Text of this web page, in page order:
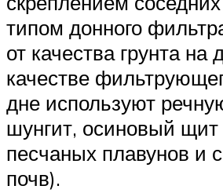
типом донного
от качества грунта на
качестве
дне используют
шунгит, осиновый щит
песчаных плавунов и
почв).